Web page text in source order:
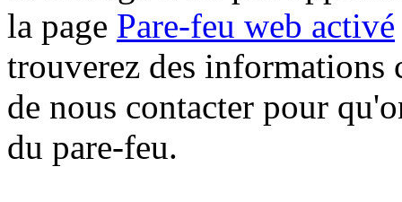
la page Pare-feu web activé
trouverez des informations
de nous contacter pour
du pare-feu.